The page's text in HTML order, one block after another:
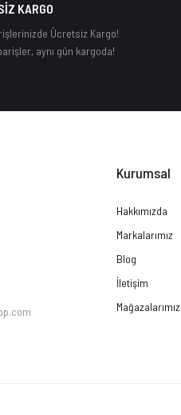
KARGO
Ücretsiz Kargo!
aynı gün kargoda!
Kurumsal
Hakkımızda
Markalarımız
Blog
İletişim
Mağazalarımız